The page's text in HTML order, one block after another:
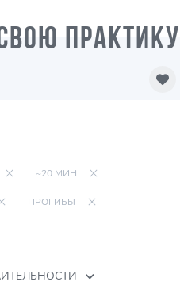
ПРАКТИКУ
~20 МИН
ПРОГИБЫ